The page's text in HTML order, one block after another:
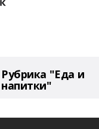
Рубрика "Еда и
напитки"